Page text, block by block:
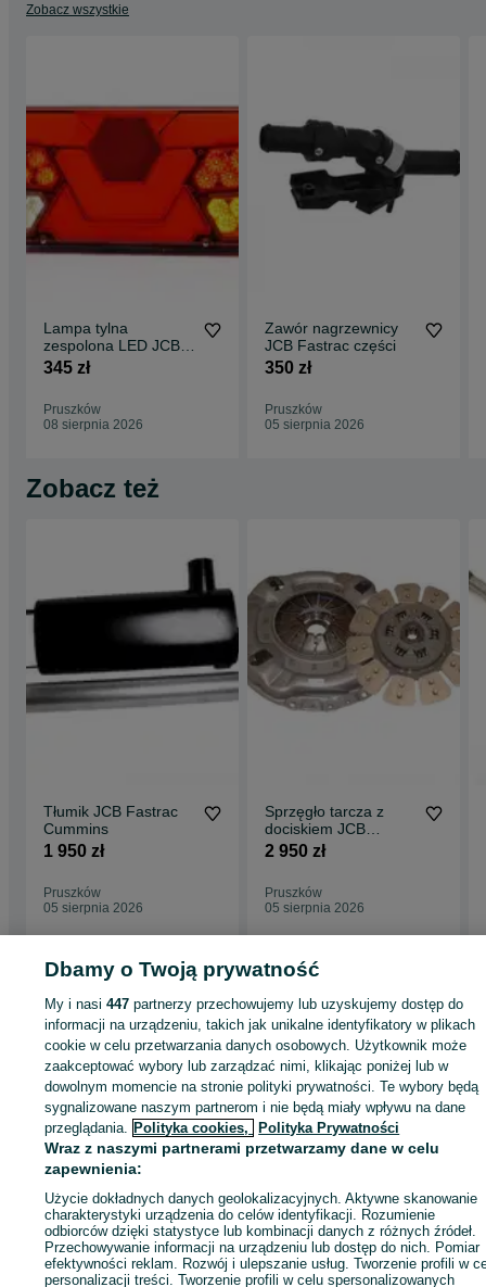
Zobacz wszystkie
Lampa tylna
zespolona LED JCB
Fastrac 280,00 netto
345 zł
Pruszków
08 sierpnia 2026
Zawór nagrzewnicy
JCB Fastrac części
350 zł
Pruszków
05 sierpnia 2026
Zobacz też
Tłumik JCB Fastrac
Cummins
1 950 zł
Pruszków
05 sierpnia 2026
Sprzęgło tarcza z
dociskiem JCB
Fastrac kpl.
2 950 zł
Pruszków
05 sierpnia 2026
Strona główna Rolnictwo Części do maszyn rolniczych
Części do maszyn
rolniczych - Mazowieckie
Części do maszyn rolniczych - Pruszków
KATEGORIA
ID: 447268391 Wyświetlenia:
Zadzwoń / SMS Wyślij wiadomość
Dbamy o Twoją prywatność
My i nasi447 partnerzy przechowujemy lub uzyskujemy dostęp do
informacji na urządzeniu, takich jak unikalne identyfikatory w plikach
cookie w celu przetwarzania danych osobowych. Użytkownik może
zaakceptować wybory lub zarządzać nimi, klikając poniżej lub w
dowolnym momencie na stronie polityki prywatności. Te wybory będą
sygnalizowane naszym partnerom i nie będą miały wpływu na dane
przeglądania. Polityka cookies, Polityka Prywatności
Wraz z naszymi partnerami przetwarzamy dane w celu
zapewnienia:
Użycie dokładnych danych geolokalizacyjnych. Aktywne skanowanie
charakterystyki urządzenia do celów identyfikacji. Rozumienie
odbiorców dzięki statystyce lub kombinacji danych z różnych źródeł.
Przechowywanie informacji na urządzeniu lub dostęp do nich. Pomiar
efektywności reklam. Rozwój i ulepszanie usług. Tworzenie profili w
personalizacji treści. Tworzenie profili w celu spersonalizowanych